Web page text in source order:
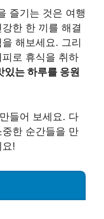
즐기는 것은 여행
한 한 끼를 해결
해보세요. 그리
로 휴식을 취하
있는 하루를 응원
들어 보세요. 다
한 순간들을 만
!